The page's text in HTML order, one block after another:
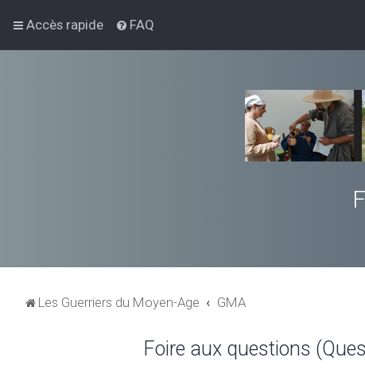
Accès rapide FAQ
Les Guerriers du Moyen-Age GMA
Foire aux questions